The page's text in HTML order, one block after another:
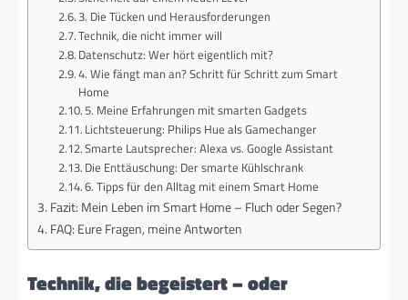
3. Die Tücken und Herausforderungen
Technik, die nicht immer will
Datenschutz: Wer hört eigentlich mit?
4. Wie fängt man an? Schritt für Schritt zum Smart
Home
5. Meine Erfahrungen mit smarten Gadgets
Lichtsteuerung: Philips Hue als Gamechanger
Smarte Lautsprecher: Alexa vs. Google Assistant
Die Enttäuschung: Der smarte Kühlschrank
6. Tipps für den Alltag mit einem Smart Home
Fazit: Mein Leben im Smart Home – Fluch oder Segen?
FAQ: Eure Fragen, meine Antworten
Technik, die begeistert – oder